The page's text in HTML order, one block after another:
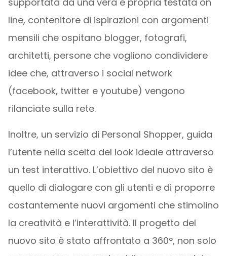
line, contenitore di ispirazioni con argomenti
mensili che ospitano blogger, fotografi,
architetti, persone che vogliono condividere
idee che, attraverso i social network
(facebook, twitter e youtube) vengono
rilanciate sulla rete.
Inoltre, un servizio di Personal Shopper, guida
l’utente nella scelta del look ideale attraverso
un test interattivo. L’obiettivo del nuovo sito è
quello di dialogare con gli utenti e di proporre
costantemente nuovi argomenti che stimolino
la creatività e l’interattività. Il progetto del
nuovo sito è stato affrontato a 360°, non solo